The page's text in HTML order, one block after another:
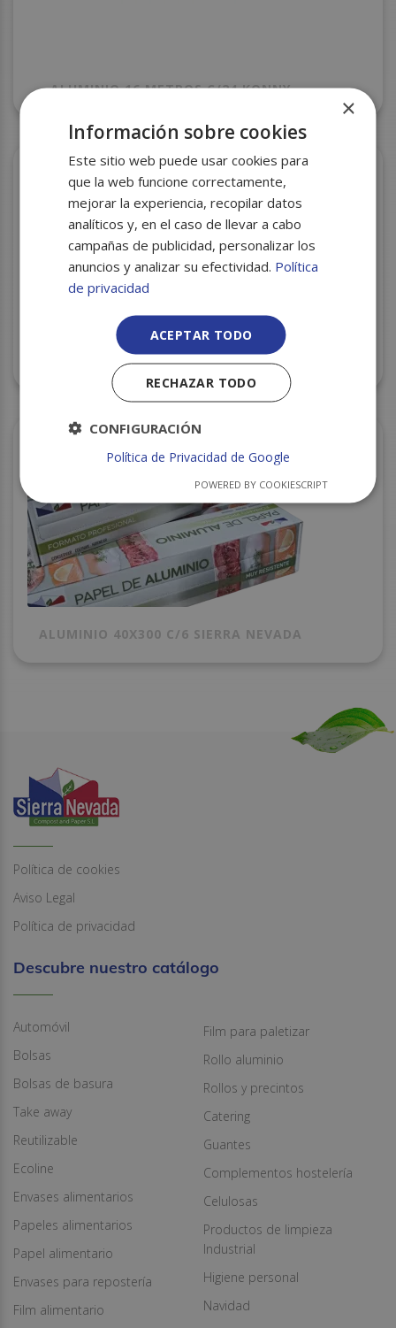
ALUMINIO 16 METROS C/24 KONNY
ALUMINIO 29X300 C/6 ECO
ALUMINIO 40X300 C/6 SIERRA NEVADA
Política de cookies
Aviso Legal
Política de privacidad
Descubre nuestro catálogo
Automóvil
Bolsas
Bolsas de basura
Take away
Reutilizable
Ecoline
Envases alimentarios
Papeles alimentarios
Papel alimentario
Envases para repostería
Film alimentario
Film para paletizar
Rollo aluminio
Rollos y precintos
Catering
Guantes
Complementos hostelería
Celulosas
Productos de limpieza
Industrial
Higiene personal
Navidad
×
Información sobre cookies
Este sitio web puede usar cookies para
que la web funcione correctamente,
mejorar la experiencia, recopilar datos
analíticos y, en el caso de llevar a cabo
campañas de publicidad, personalizar los
anuncios y analizar su efectividad. Política
de privacidad
ACEPTAR TODO
RECHAZAR TODO
CONFIGURACIÓN
Política de Privacidad de Google
POWERED BY COOKIESCRIPT